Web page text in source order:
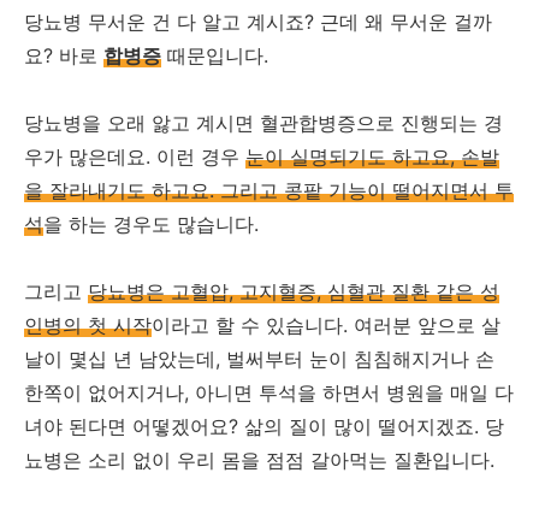
당뇨병 무서운 건 다 알고 계시죠? 근데 왜 무서운 걸까
요? 바로 합병증 때문입니다.
당뇨병을 오래 앓고 계시면 혈관합병증으로 진행되는 경
우가 많은데요. 이런 경우 눈이 실명되기도 하고요, 손발
을 잘라내기도 하고요. 그리고 콩팥 기능이 떨어지면서 투
석을 하는 경우도 많습니다.
그리고 당뇨병은 고혈압, 고지혈증, 심혈관 질환 같은 성
인병의 첫 시작이라고 할 수 있습니다. 여러분 앞으로 살
날이 몇십 년 남았는데, 벌써부터 눈이 침침해지거나 손
한쪽이 없어지거나, 아니면 투석을 하면서 병원을 매일 다
녀야 된다면 어떻겠어요? 삶의 질이 많이 떨어지겠죠. 당
뇨병은 소리 없이 우리 몸을 점점 갈아먹는 질환입니다.